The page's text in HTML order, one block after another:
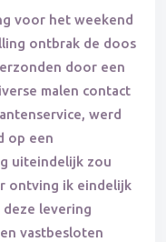
voor het weekend
ontbrak de doos
door een
malen contact
werd
op een
uiteindelijk zou
ontving ik eindelijk
deze levering
vastbesloten